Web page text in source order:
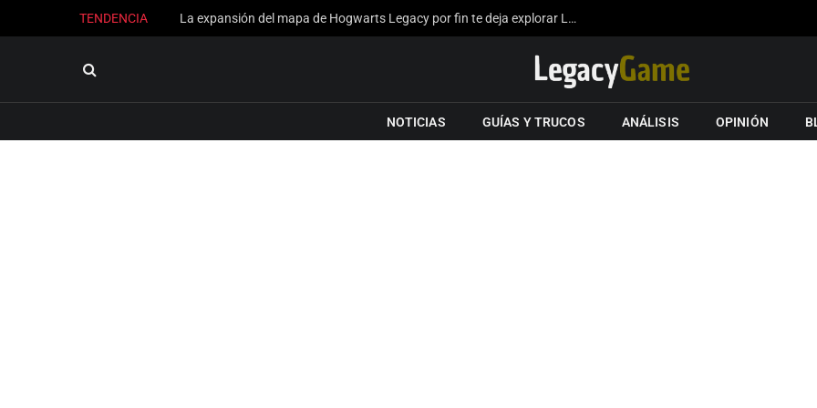
TENDENCIA La expansión del mapa de Hogwarts Legacy por fin te deja explorar Londres gracias a los fans
NOTICIAS GUÍAS Y TRUCOS ANÁLISIS OPINIÓN